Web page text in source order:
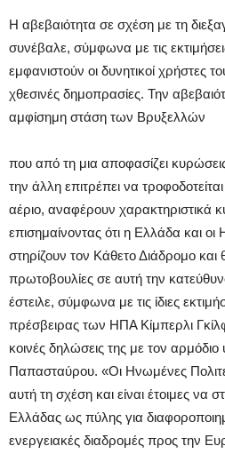
Η αβεβαιότητα σε σχέση με τη
συνέβαλε, σύμφωνα με τις
εμφανιστούν οι δυνητικοί χρήστες
χθεσινές δημοπρασίες. Την
αμφίσημη στάση των Βρυξελλών
που από τη μια αποφασίζει
την άλλη επιτρέπει να
αέριο, αναφέρουν χαρακτηριστικά
επισημαίνοντας ότι η Ελλάδα και
στηρίζουν τον Κάθετο Διάδρομο
πρωτοβουλίες σε αυτή την
έστειλε, σύμφωνα με τις ίδιες
πρέσβειρας των ΗΠΑ Κίμπερλι
κοινές δηλώσεις της με τον
Παπασταύρου. «Οι Ηνωμένες
αυτή τη σχέση και είναι έτοιμες να
Ελλάδας ως πύλης για
ενεργειακές διαδρομές προς την